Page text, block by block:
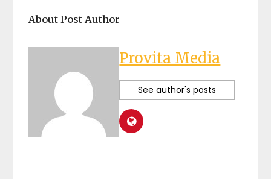
About Post Author
Provita Media
See author's posts